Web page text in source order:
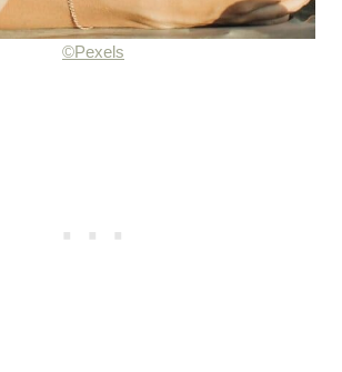
©Pexels